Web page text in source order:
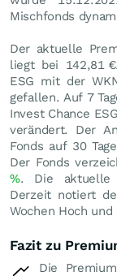
Mischfonds
Der aktuelle
liegt bei 142,81 €
ESG mit der
gefallen. Auf 7
Invest Chance
verändert. Der
Fonds auf 30
Der Fonds
%. Die aktuelle
Derzeit notiert
Wochen Hoch und
Fazit zu
Die